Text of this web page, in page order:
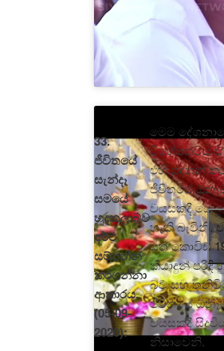
33.
ජීවිතයේ
සැන්දෑ
සමයේ
හුදකලාබව
අර්ථ
සම්පන්න
කරගන්නා
ආකාරය.
(05-09-
2020):
මෙම
විශේෂත්වය
එහි සඳහන්
ජීවිතයේ
වයසකදී
හැකි බැවිනි.
යත් කොවිඩ්
කියාදුන් පරිදි
බව සහ
ජීවිතයේ
වයසකදී
නිසාවෙනි.